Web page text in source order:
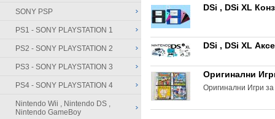
SONY PSP
PS1 - SONY PLAYSTATION 1
PS2 - SONY PLAYSTATION 2
PS3 - SONY PLAYSTATION 3
PS4 - SONY PLAYSTATION 4
Nintendo Wii , Nintendo DS ,
Nintendo GameBoy
DSi , DSi XL
DSi , DSi XL
Оригинални
Оригинални Игри